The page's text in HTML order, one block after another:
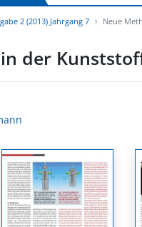
2 (2013) Jahrgang 7 Neue
der